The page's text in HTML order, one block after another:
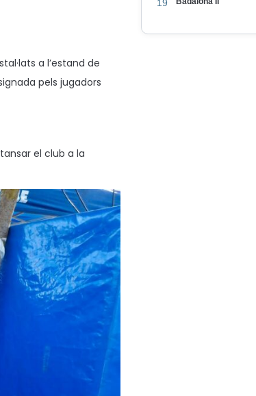
a l’estand de
pels jugadors
el club a la
19